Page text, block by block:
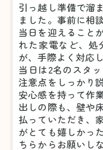
引っ越し準備で溜
ました。事前に相
当日を迎えること
れた家電など、処
が、手際よく対応
当日は2名のスタ
注意点をしっかり
安心感を持って作
出しの際も、壁や
払っていただき、
がとても嬉しかっ
ちらからお願いし